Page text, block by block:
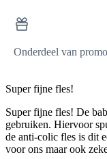
Onderdeel van
Super fijne fles!
Super fijne fles! De
gebruiken. Hiervoor
de anti-colic fles is dit
voor ons maar ook